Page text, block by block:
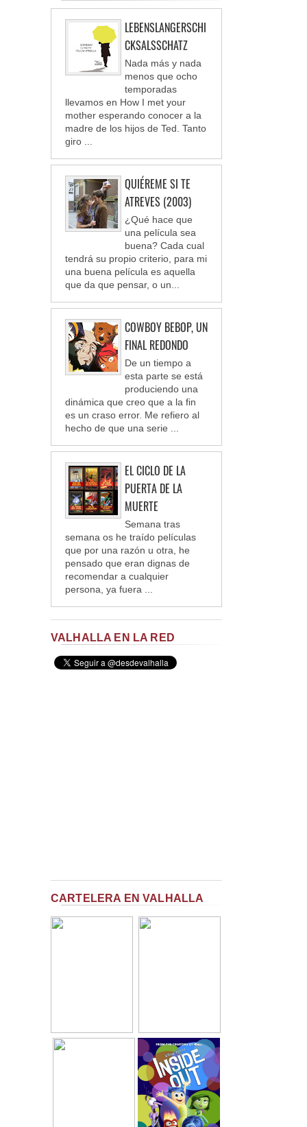
LEBENSLANGERSCHI
CKSALSSCHATZ
Nada más y nada
menos que ocho
temporadas
llevamos en How I met your
mother esperando conocer a la
madre de los hijos de Ted. Tanto
giro ...
QUIÉREME SI TE
ATREVES (2003)
¿Qué hace que
una película sea
buena? Cada cual
tendrá su propio criterio, para mi
una buena película es aquella
que da que pensar, o un...
COWBOY BEBOP, UN
FINAL REDONDO
De un tiempo a
esta parte se está
produciendo una
dinámica que creo que a la fin
es un craso error. Me refiero al
hecho de que una serie ...
EL CICLO DE LA
PUERTA DE LA
MUERTE
Semana tras
semana os he traído películas
que por una razón u otra, he
pensado que eran dignas de
recomendar a cualquier
persona, ya fuera ...
VALHALLA EN LA RED
CARTELERA EN VALHALLA